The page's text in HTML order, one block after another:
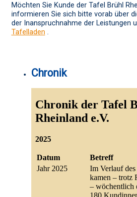
Möchten Sie Kunde der Tafel Brühl
informieren Sie sich bitte vorab über
der Inanspruchnahme der Leistungen
Tafelladen .
Chronik